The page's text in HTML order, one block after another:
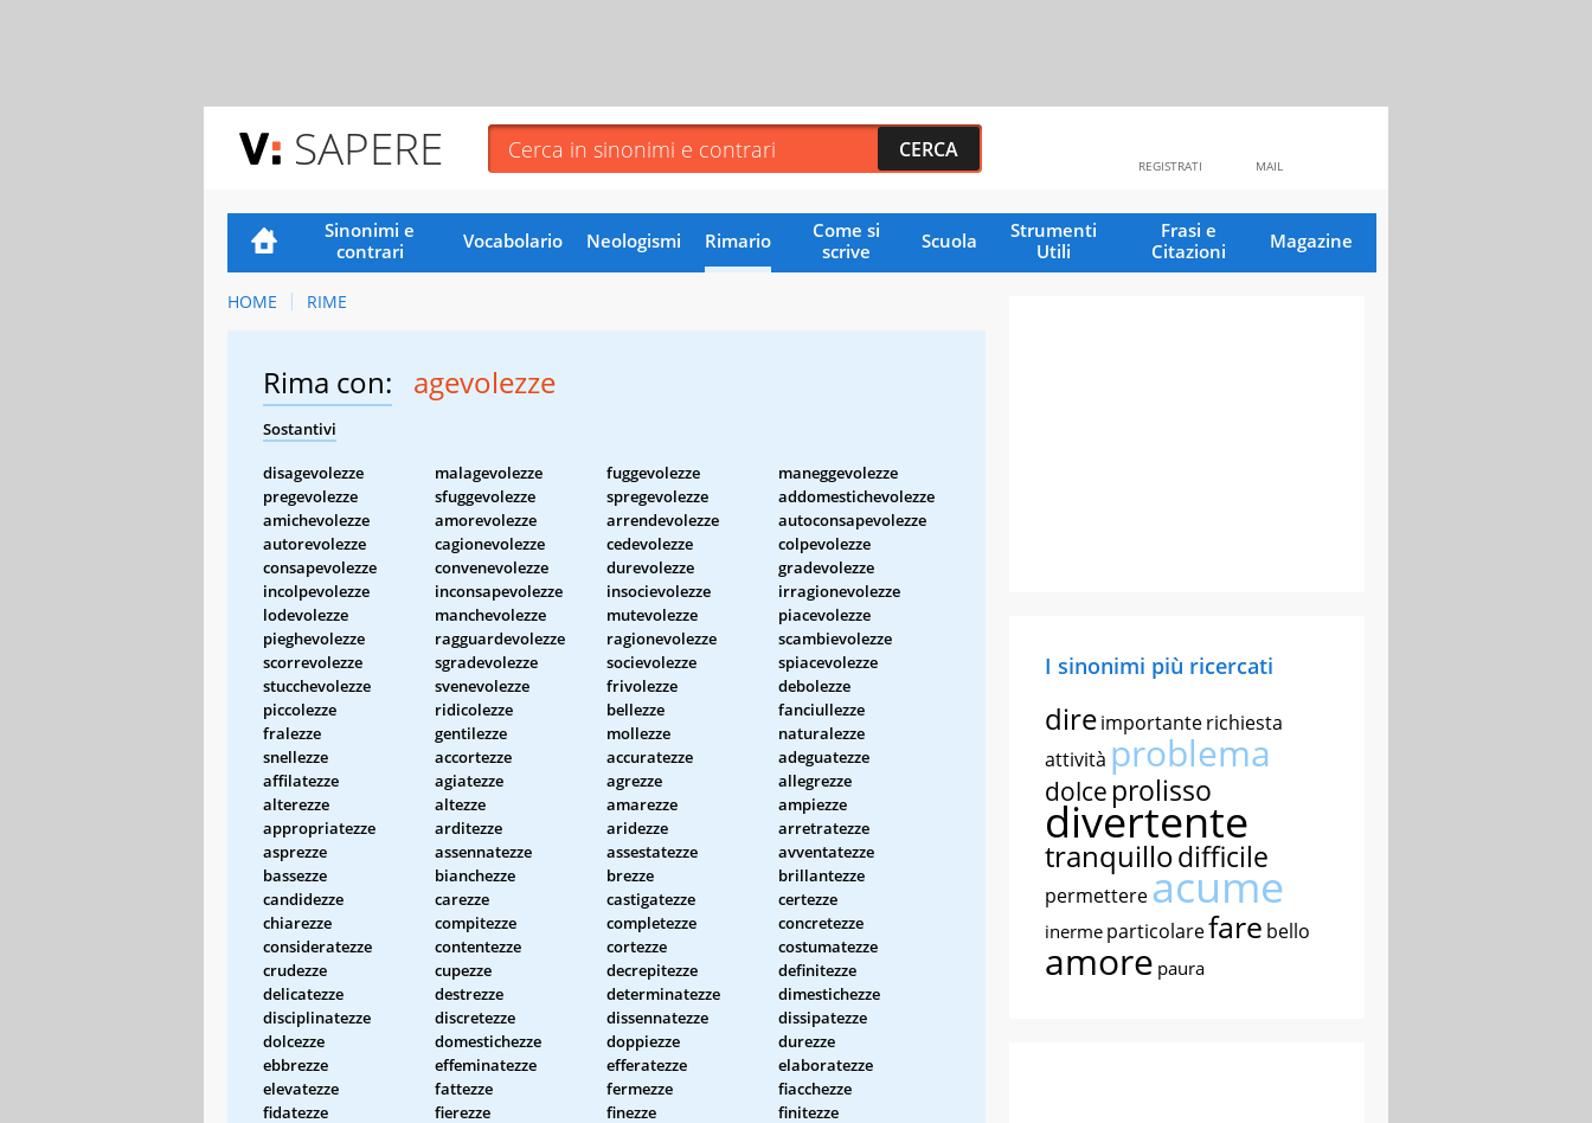
SAPERE MAIL
REGISTRATI
Sinonimi e
contrari
Vocabolario Neologismi Rimario
Come si
scrive
Scuola
Strumenti
Utili
Frasi e
Citazioni
Magazine
HOME RIME
Rima con: agevolezze
Sostantivi
disagevolezze malagevolezze fuggevolezze
maneggevolezze
pregevolezze
sfuggevolezze spregevolezze
addomestichevolezze
amichevolezze
amorevolezze arrendevolezze
autoconsapevolezze
autorevolezze
cagionevolezze cedevolezze
colpevolezze
consapevolezze
convenevolezze durevolezze
gradevolezze
incolpevolezze
inconsapevolezze insocievolezze
irragionevolezze
lodevolezze
manchevolezze mutevolezze
piacevolezze
pieghevolezze
ragguardevolezze ragionevolezze
scambievolezze
scorrevolezze
sgradevolezze socievolezze
spiacevolezze
stucchevolezze
svenevolezze frivolezze
debolezze
piccolezze
ridicolezze bellezze
fanciullezze
fralezze
gentilezze mollezze
naturalezze
snellezze
accortezze accuratezze
adeguatezze
affilatezze
agiatezze agrezze
allegrezze
alterezze
altezze amarezze
ampiezze
appropriatezze
arditezze aridezze
arretratezze
asprezze
assennatezze assestatezze
avventatezze
bassezze
bianchezze brezze
brillantezze
candidezze
carezze castigatezze
certezze
chiarezze
compitezze completezze
concretezze
consideratezze
contentezze cortezze
costumatezze
crudezze
cupezze decrepitezze
definitezze
delicatezze
destrezze determinatezze
dimestichezze
disciplinatezze
discretezze dissennatezze
dissipatezze
dolcezze
domestichezze doppiezze
durezze
ebbrezze
effeminatezze efferatezze
elaboratezze
elevatezze
fattezze fermezze
fiacchezze
fidatezze
fierezze finezze
finitezze
I sinonimi più ricercati
direimportanterichiesta
attività problema
dolce prolisso
divertente
tranquillodifficile
permettereacume
inerme particolarefare bello
amore paura